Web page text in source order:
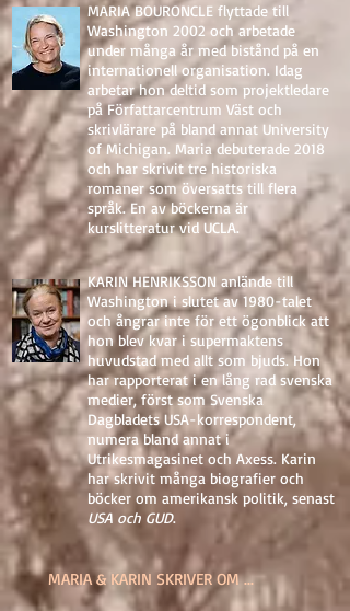
MARIA BOURONCLE flyttade till
Washington 2002 och arbetade
under många år med bistånd på en
internationell organisation. Idag
arbetar hon deltid som projektledare
på Författarcentrum Väst och
skrivlärare på bland annat University
of Michigan. Maria debuterade 2018
och har skrivit tre historiska
romaner som översatts till flera
språk. En av böckerna är
kurslitteratur vid UCLA.
KARIN HENRIKSSON anlände till
Washington i slutet av 1980-talet
och ångrar inte för ett ögonblick att
hon blev kvar i supermaktens
huvudstad med allt som bjuds. Hon
har rapporterat i en lång rad svenska
medier, först som Svenska
Dagbladets USA-korrespondent,
numera bland annat i
Utrikesmagasinet och Axess. Karin
har skrivit många biografier och
böcker om amerikansk politik, senast
USA och GUD.
MARIA & KARIN SKRIVER OM ...